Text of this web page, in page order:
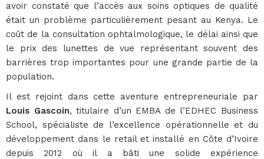
avoir constaté que l’accès aux soins optiques de qualité
était un problème particulièrement pesant au Kenya. Le
coût de la consultation ophtalmologique, le délai ainsi que
le prix des lunettes de vue représentant souvent des
barrières trop importantes pour une grande partie de la
population.
Il est rejoint dans cette aventure entrepreneuriale par
Louis Gascoin, titulaire d’un EMBA de l’EDHEC Business
School, spécialiste de l’excellence opérationnelle et du
développement dans le retail et installé en Côte d’Ivoire
depuis 2012 où il a bâti une solide expérience